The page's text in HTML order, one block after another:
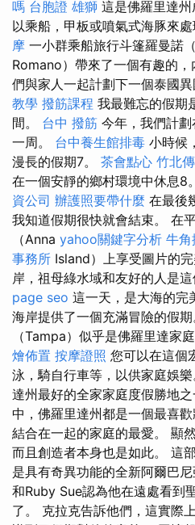
嗎 台胞證 雄獅 這是佛羅里達
以乘船，甲板或噴氣式海豚來處
摩 一小群乘船旅行斗篷羅曼諾
Romano）帶來了一個有趣的
們與家人一起計劃下一個泰國
教學 撥筋課程 我最難忘的假期
間。 台中 撥筋 今年，我們計
一周。 台中養生館排毒 小時候
漫長的假期7。 茶會點心 竹北
在一個安靜的鄉村環境中休息8
資公司 辦護照要帶什麼 在最後
我知道假期很快就會結束。 在
（Anna yahoo關鍵字分析 牛角
事務所 Island）上享受圖片的完
岸，祖母綠水域和友好的人是
page seo 這一天，是大海的完
海岸提供了一個充滿冒險的假期
（Tampa）似乎是佛羅里達家
燴佈置 按摩證照 您可以在這個
泳，騎自行車等，以供家庭娛樂
達州最好的全家家庭度假勝地
中，佛羅里達州都是一個最喜
結合在一起的家庭的最愛。 顯
而且創造者本身也是如此。 這
是具有奇異功能的全新阿爾巴
和Ruby Sue認為他在遠處看到
了。 克拉克告訴他們，這實際